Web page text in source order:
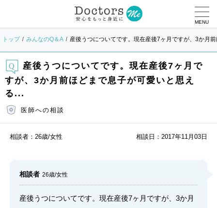
MENU
トップ みんなのQ＆A 産後うつについてです。現在産後7ヶ月ですが、3か月
産後うつについてです。現在産後7ヶ月で
すが、3か月前ほどまで息子が可愛いと思え
る...
医師への相談
相談者： 26歳/女性 相談日： 2017年11月03日
相談者 26歳/女性
産後うつについてです。現在産後7ヶ月ですが、3か月